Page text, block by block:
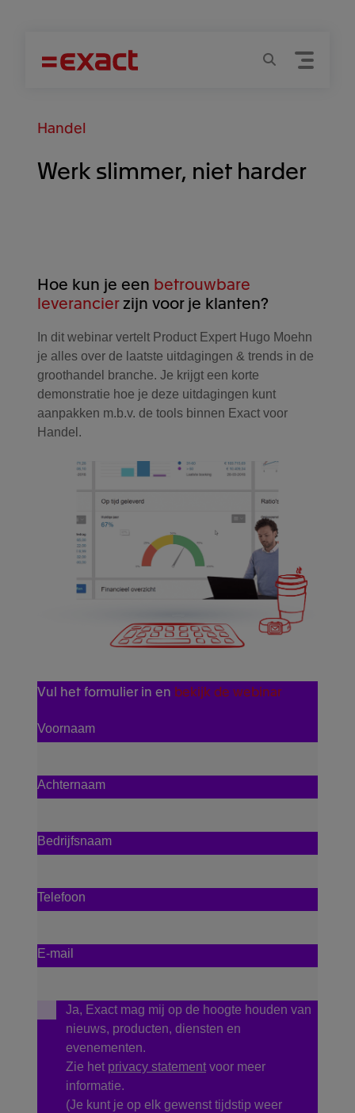
Menu
Zoeken
Handel
Werk slimmer, niet harder
Hoe kun je een betrouwbare
leverancierzijn voor je klanten?
In dit webinar vertelt Product Expert Hugo Moehn
je alles over de laatste uitdagingen & trends in de
groothandel branche. Je krijgt een korte
demonstratie hoe je deze uitdagingen kunt
aanpakken m.b.v. de tools binnen Exact voor
Handel.
Vul het formulier in en bekijk de webinar
Voornaam
Achternaam
Bedrijfsnaam
Telefoon
E-mail
Ja, Exact mag mij op de hoogte houden van
nieuws, producten, diensten en
evenementen.
Zie het privacy statement voor meer
informatie.
(Je kunt je op elk gewenst tijdstip weer